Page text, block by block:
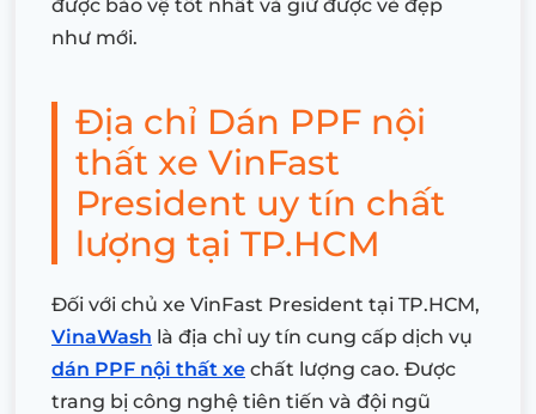
được bảo vệ tốt nhất và giữ được vẻ đẹp
như mới.
Địa chỉ Dán PPF nội
thất xe VinFast
President uy tín chất
lượng tại TP.HCM
Đối với chủ xe VinFast President tại TP.HCM,
VinaWash là địa chỉ uy tín cung cấp dịch vụ
dán PPF nội thất xe chất lượng cao. Được
trang bị công nghệ tiên tiến và đội ngũ